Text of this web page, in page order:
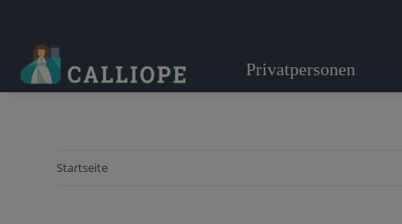
Privatpersonen
Startseite